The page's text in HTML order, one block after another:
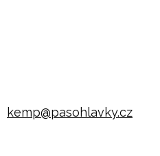
kemp@pasohlavky.cz